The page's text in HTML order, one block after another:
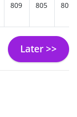
809 805 809
Later >>